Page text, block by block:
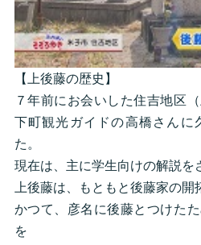
【上後藤の歴史】
７年前にお会いした住吉地区
下町観光ガイドの高橋さんに
た。
現在は、主に学生向けの解説を
上後藤は、もともと後藤家の開
かつて、彦名に後藤とつけた
を